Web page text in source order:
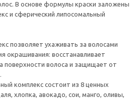
В основе формулы краски заложены
и сферический липосомальный
позволяет ухаживать за волосами
окрашивания: восстанавливает
поверхности волоса и защищает от
комплекс состоит из 8 ценных
хлопка, авокадо, сои, манго, оливы,